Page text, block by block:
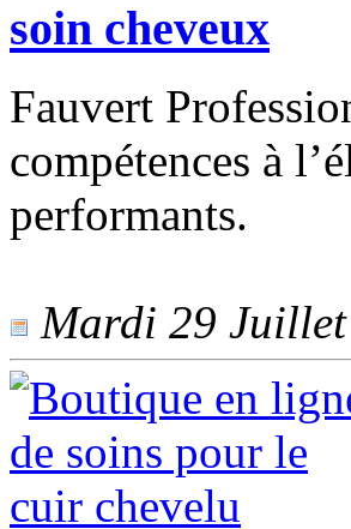
soin cheveux
Fauvert
compétences à
performants.
Mardi 29